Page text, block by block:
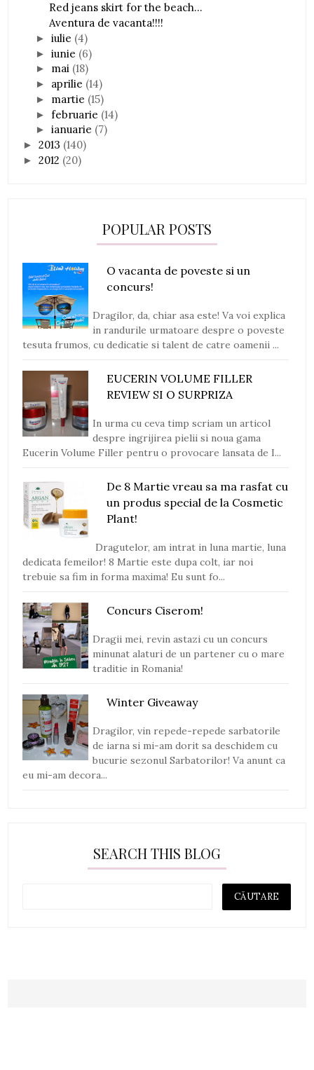
Red jeans skirt for the beach...
Aventura de vacanta!!!!
►iulie (4)
►iunie (6)
► mai (18)
► aprilie (14)
► martie (15)
►februarie (14)
►ianuarie (7)
►2013 (140)
►2012 (20)
POPULAR POSTS
O vacanta de poveste si un
concurs!
Dragilor, da, chiar asa este! Va voi explica
in randurile urmatoare despre o poveste
tesuta frumos, cu dedicatie si talent de catre oamenii ...
EUCERIN VOLUME FILLER
REVIEW SI O SURPRIZA
In urma cu ceva timp scriam un articol
despre ingrijirea pielii si noua gama
Eucerin Volume Filler pentru o provocare lansata de I...
De 8 Martie vreau sa ma rasfat cu
un produs special de la Cosmetic
Plant!
Dragutelor, am intrat in luna martie, luna
dedicata femeilor! 8 Martie este dupa colt, iar noi
trebuie sa fim in forma maxima! Eu sunt fo...
Concurs Ciserom!
Dragii mei, revin astazi cu un concurs
minunat alaturi de un partener cu o mare
traditie in Romania!
Winter Giveaway
Dragilor, vin repede-repede sarbatorile
de iarna si mi-am dorit sa deschidem cu
bucurie sezonul Sarbatorilor! Va anunt ca
eu mi-am decora...
SEARCH THIS BLOG